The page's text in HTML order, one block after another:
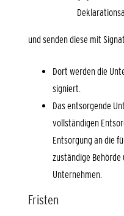
und senden diese mit
Dort werden die
signiert.
Das entsorgende
vollständigen
Entsorgung an die
zuständige Behörde
Unternehmen.
Fristen